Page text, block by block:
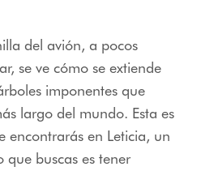
del avión, a pocos
se ve cómo se extiende
imponentes que
largo del mundo. Esta es
encontrarás en Leticia, un
que buscas es tener